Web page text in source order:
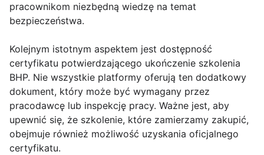
pracownikom niezbędną wiedzę na temat
bezpieczeństwa.
Kolejnym istotnym aspektem jest dostępność
certyfikatu potwierdzającego ukończenie szkolenia
BHP. Nie wszystkie platformy oferują ten dodatkowy
dokument, który może być wymagany przez
pracodawcę lub inspekcję pracy. Ważne jest, aby
upewnić się, że szkolenie, które zamierzamy zakupić,
obejmuje również możliwość uzyskania oficjalnego
certyfikatu.